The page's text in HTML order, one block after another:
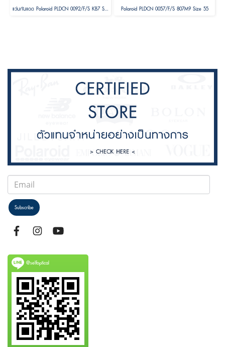
แว่นกันแดด Polaroid PLDCN 0092/F/S KB7 Size 63 Polaroid PLDCN 0057/F/S 807M9 Size 55
Subscribe
@selfoptical